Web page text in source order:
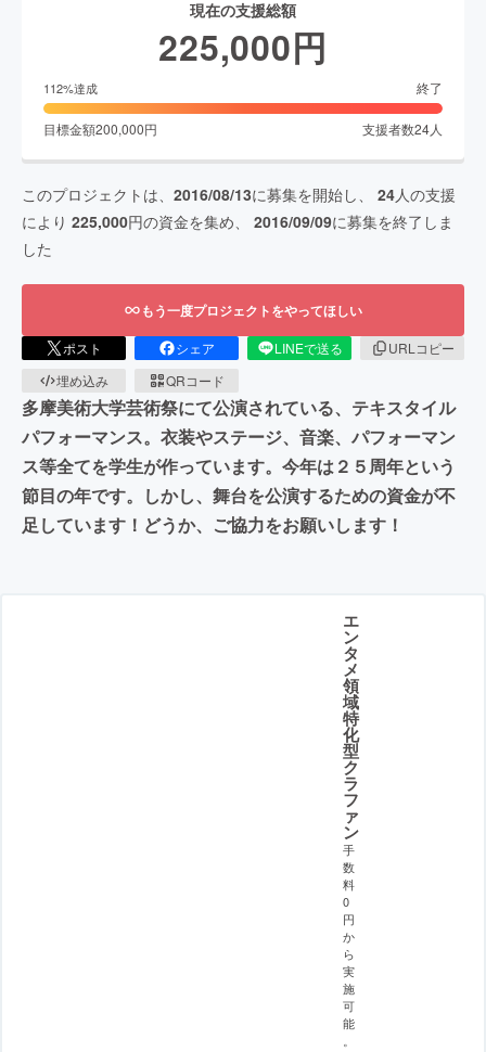
現在の支援総額
225,000円
112%達成 終了
目標金額200,000円 支援者数24人
このプロジェクトは、 2016/08/13に募集を開始し、 24人の支援
により 225,000円の資金を集め、 2016/09/09に募集を終了しま
した
もう一度プロジェクトをやってほしい
ポスト シェア LINEで送る
URLコピー
埋め込み
QRコード
多摩美術大学芸術祭にて公演されている、テキスタイル
パフォーマンス。衣装やステージ、音楽、パフォーマン
ス等全てを学生が作っています。今年は２５周年という
節目の年です。しかし、舞台を公演するための資金が不
足しています！どうか、ご協力をお願いします！
エ
ン
タ
メ
領
域
特
化
型
ク
ラ
フ
ァ
ン
手
数
料
0
円
か
ら
実
施
可
能
。